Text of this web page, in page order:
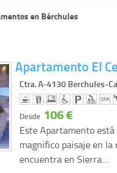
en Bérchules
Apartamento El
Ctra. A-4130 Berchules-
Desde 106 €
Este Apartamento
magnifico paisaje en
encuentra en Sierra…